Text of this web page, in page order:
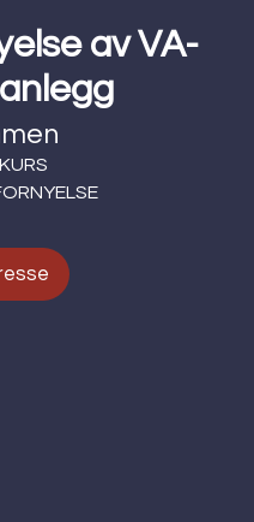
av VA-